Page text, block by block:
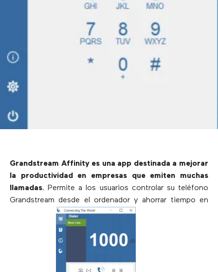
Grandstream Affinity es una app destinada a mejorar
la productividad en empresas que emiten muchas
llamadas. Permite a los usuarios controlar su teléfono
Grandstream desde el ordenador y ahorrar tiempo en